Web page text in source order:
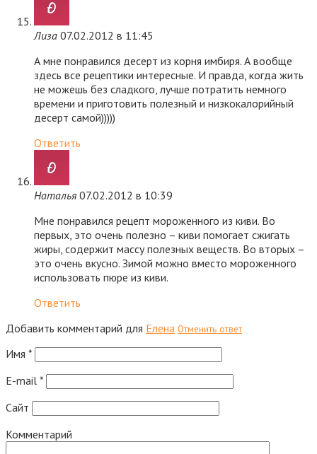
Лиза 07.02.2012 в 11:45
А мне понравился десерт из корня имбиря. А вообще
здесь все рецептики интересные. И правда, когда жить
не можешь без сладкого, лучше потратить немного
времени и приготовить полезный и низкокалорийный
десерт самой)))))
Ответить
Наталья 07.02.2012 в 10:39
Мне понравился рецепт мороженного из киви. Во
первых, это очень полезно – киви помогает сжигать
жиры, содержит массу полезных веществ. Во вторых –
это очень вкусно. Зимой можно вместо мороженного
использовать пюре из киви.
Ответить
Добавить комментарий для Елена Отменить ответ
Имя *
E-mail *
Сайт
Комментарий